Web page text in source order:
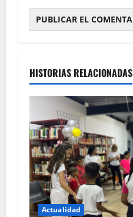
HISTORIAS RELACIONADAS
Actualidad